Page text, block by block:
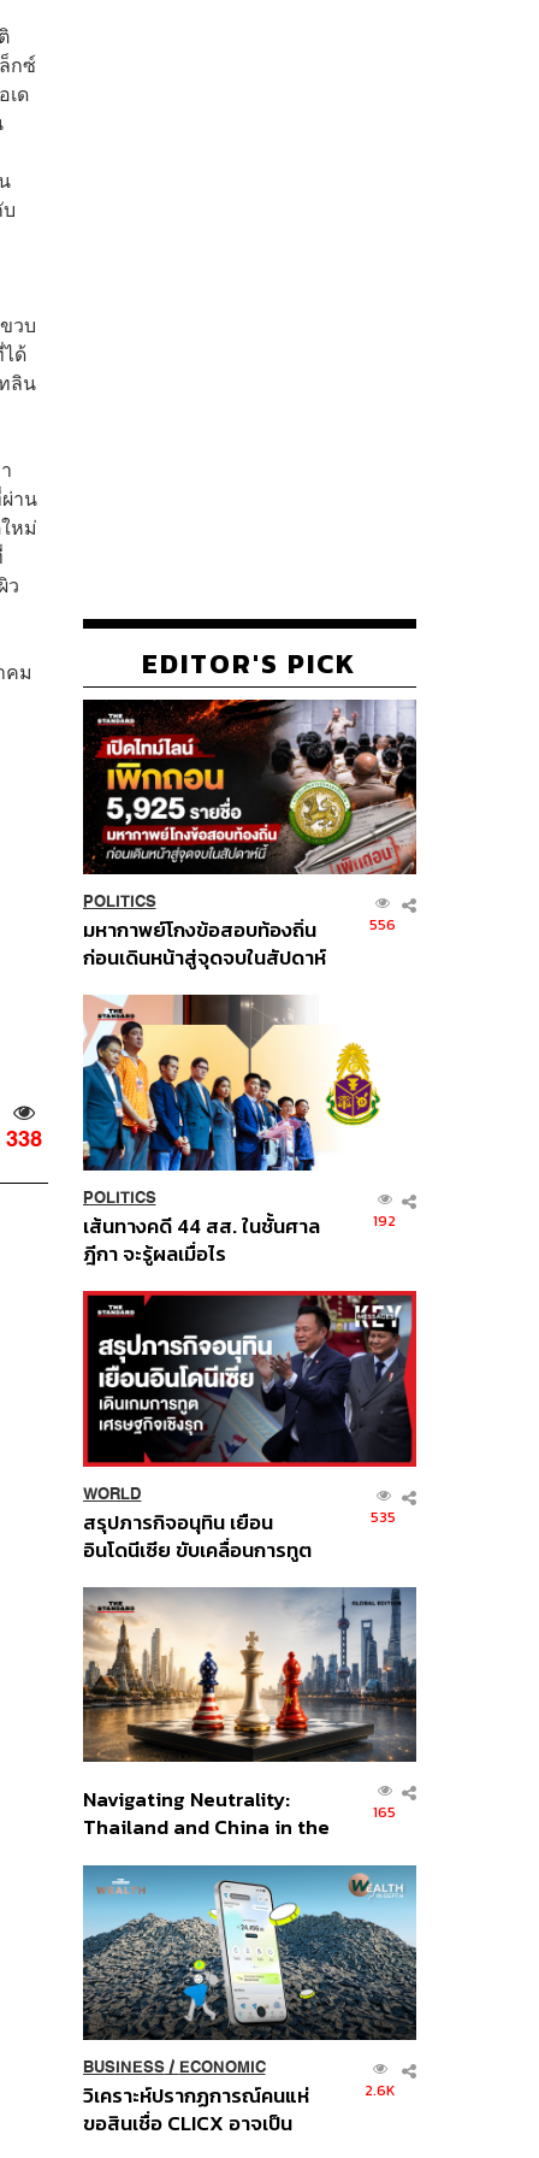
กซ์
เด
วบ
ด้
ลิน
าน
หม่
ว
คม
338
EDITOR'S PICK
POLITICS
มหากาพย์โกงข้อสอบท้องถิ่น
ก่อนเดินหน้าสู่จุดจบในสัปดาห์
556
POLITICS
เส้นทางคดี 44 สส. ในชั้นศาล
ฎีกา จะรู้ผลเมื่อไร
192
WORLD
สรุปภารกิจอนุทิน เยือน
อินโดนีเซีย ขับเคลื่อนการทูต
ส่วนยุทธศาสตร์ไทย –
อินโดนีเซีย
535
Navigating Neutrality:
Thailand and China in the
Order
165
BUSINESS/ ECONOMIC
วิเคราะห์ปรากฏการณ์คนแห่
ขอสินเชื่อ CLICX อาจเป็น
2.6K